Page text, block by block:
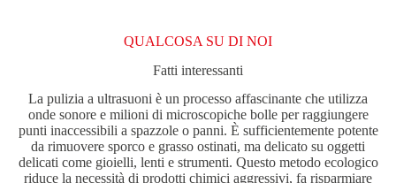
QUALCOSA SU DI NOI
Fatti interessanti
La pulizia a ultrasuoni è un processo affascinante che utilizza
onde sonore e milioni di microscopiche bolle per raggiungere
punti inaccessibili a spazzole o panni. È sufficientemente potente
da rimuovere sporco e grasso ostinati, ma delicato su oggetti
delicati come gioielli, lenti e strumenti. Questo metodo ecologico
riduce la necessità di prodotti chimici aggressivi, fa risparmiare